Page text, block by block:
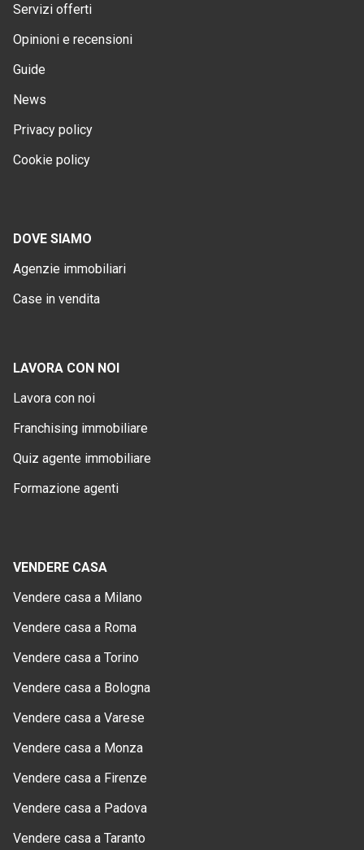
Servizi offerti
Opinioni e recensioni
Guide
News
Privacy policy
Cookie policy
DOVE SIAMO
Agenzie immobiliari
Case in vendita
LAVORA CON NOI
Lavora con noi
Franchising immobiliare
Quiz agente immobiliare
Formazione agenti
VENDERE CASA
Vendere casa a Milano
Vendere casa a Roma
Vendere casa a Torino
Vendere casa a Bologna
Vendere casa a Varese
Vendere casa a Monza
Vendere casa a Firenze
Vendere casa a Padova
Vendere casa a Taranto